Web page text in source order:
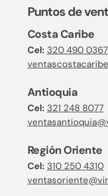
Puntos de
Costa Caribe
Cel: 320 490 0367
Antioquia
Cel: 321 248 8077
Región Oriente
Cel: 310 250 4310